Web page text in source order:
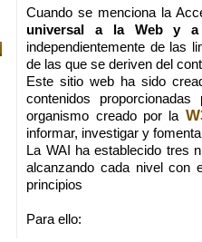
Cuando se menciona la
universal a la Web y a
independientemente de las
de las que se deriven del
Este sitio web ha sido
contenidos
organismo creado por la
informar, investigar y
La WAI ha establecido tres
alcanzando cada nivel con
principios
Para ello: